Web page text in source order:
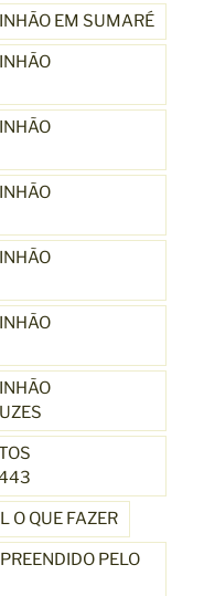
EM SUMARÉ
O QUE FAZER
PELO